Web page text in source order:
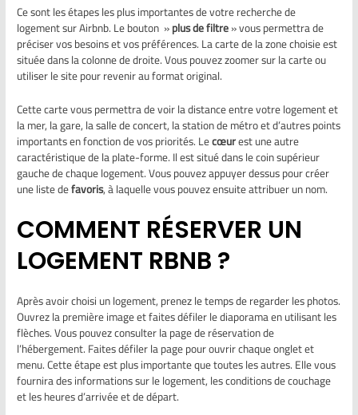
Ce sont les étapes les plus importantes de votre recherche de
logement sur Airbnb. Le bouton »plus de filtre» vous permettra de
préciser vos besoins et vos préférences. La carte de la zone choisie est
située dans la colonne de droite. Vous pouvez zoomer sur la carte ou
utiliser le site pour revenir au format original.
Cette carte vous permettra de voir la distance entre votre logement et
la mer, la gare, la salle de concert, la station de métro et d’autres points
importants en fonction de vos priorités. Lecœurest une autre
caractéristique de la plate-forme. Il est situé dans le coin supérieur
gauche de chaque logement. Vous pouvez appuyer dessus pour créer
une liste defavoris, à laquelle vous pouvez ensuite attribuer un nom.
COMMENT RÉSERVER UN
LOGEMENT RBNB ?
Après avoir choisi un logement, prenez le temps de regarder les photos.
Ouvrez la première image et faites défiler le diaporama en utilisant les
flèches. Vous pouvez consulter la page de réservation de
l’hébergement. Faites défiler la page pour ouvrir chaque onglet et
menu. Cette étape est plus importante que toutes les autres. Elle vous
fournira des informations sur le logement, les conditions de couchage
et les heures d’arrivée et de départ.